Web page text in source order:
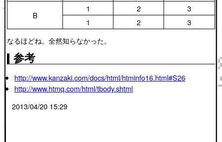
B
1 2
3
1
2
3
なるほどね。全然知らなかった。
参考
http://www.kanzaki.com/docs/html/htminfo16.html#S26
http://www.htmq.com/html/tbody.shtml
2013/04/20 15:29